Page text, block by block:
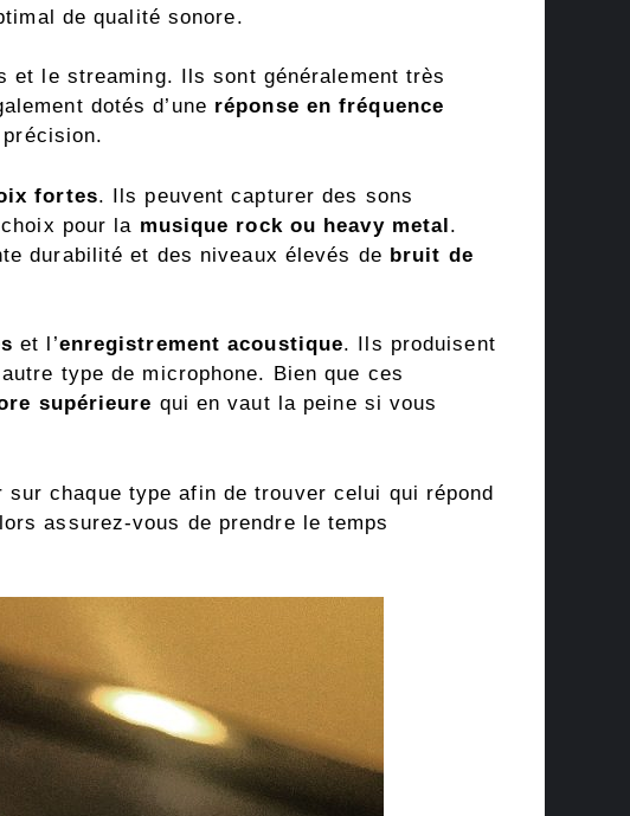
de qualité sonore.
et le streaming. Ils sont généralement très
dotés d’une réponse en fréquence
fortes. Ils peuvent capturer des sons
pour la musique rock ou heavy metal.
durabilité et des niveaux élevés de bruit de
et l’enregistrement acoustique. Ils produisent
type de microphone. Bien que ces
supérieure qui en vaut la peine si vous
chaque type afin de trouver celui qui répond
assurez-vous de prendre le temps